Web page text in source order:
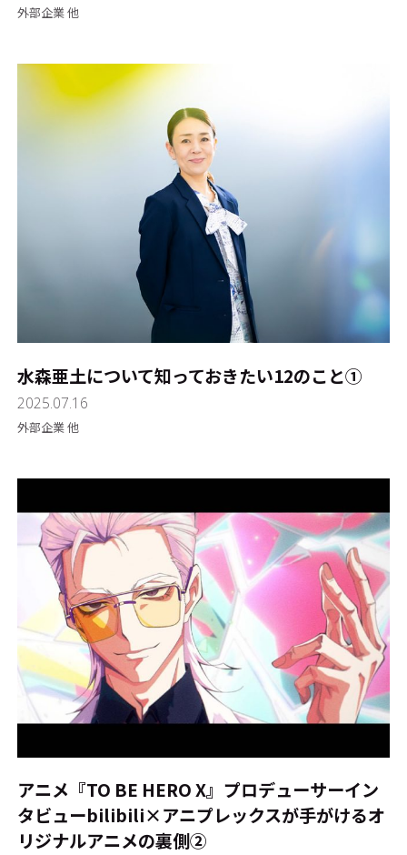
外部企業 他
水森亜土について知っておきたい12のこと①
2025.07.16
外部企業 他
アニメ『TO BE HERO X』プロデューサーイン
タビュー――bilibili×アニプレックスが手がけるオ
リジナルアニメの裏側②